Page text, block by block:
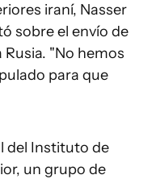
iraní, Nasser
sobre el envío de
"No hemos
para que
del Instituto de
un grupo de